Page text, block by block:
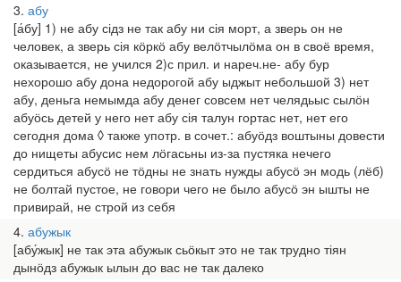
3 абу
[а́бу] 1) не абу сідз не так абу ни сія морт, а зверь он не
человек, а зверь сія кӧркӧ абу велӧтчылӧма он в своё время,
оказывается, не учился 2)с прил. и нареч.не- абу бур
нехорошо абу дона недорогой абу ыджыт небольшой 3) нет
абу, деньга немымда абу денег совсем нет челядьыс сылӧн
абуӧсь детей у него нет абу сія талун гортас нет, нет его
сегодня дома ◊ также употр. в сочет.: абуӧдз воштыны довести
до нищеты абусис нем лӧгасьны из-за пустяка нечего
сердиться абусӧ не тӧдны не знать нужды абусӧ эн модь (лёб)
не болтай пустое, не говори чего не было абусӧ эн ышты не
привирай, не строй из себя
4 абужык
[абу́жык] не так эта абужык сьӧкыт это не так трудно тіян
дынӧдз абужык ылын до вас не так далеко